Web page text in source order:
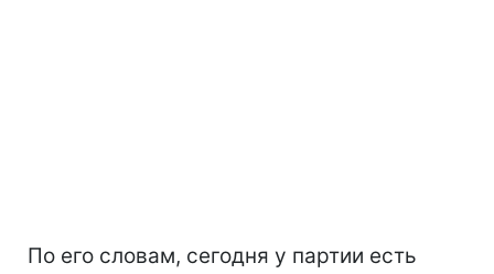
По его словам, сегодня у партии есть